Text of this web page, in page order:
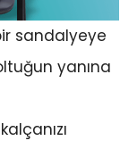
sandalyeye
yanına